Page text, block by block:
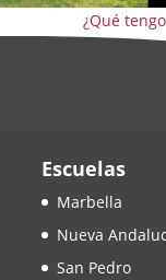
¿Qué
Escuelas
Marbella
Nueva
San Pedro